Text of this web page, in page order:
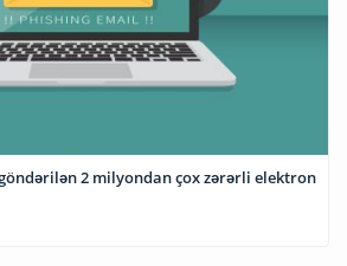
2 milyondan çox zərərli elektron